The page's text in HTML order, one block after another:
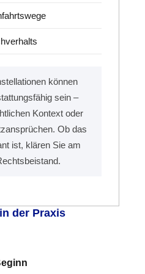
können
sein –
Kontext oder
Ob das
ist, klären Sie am
der Praxis